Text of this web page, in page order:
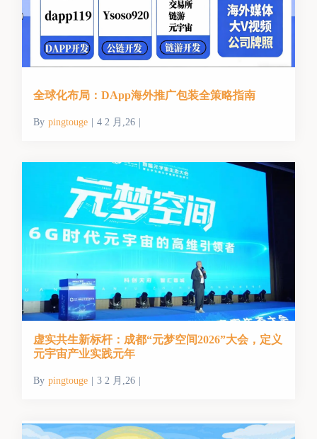
全球化布局：DApp海外推广包装全策略指南
By pingtouge | 4 2 月,26 |
虚实共生新标杆：成都“元梦空间2026”大会，定义
元宇宙产业实践元年
By pingtouge | 3 2 月,26 |